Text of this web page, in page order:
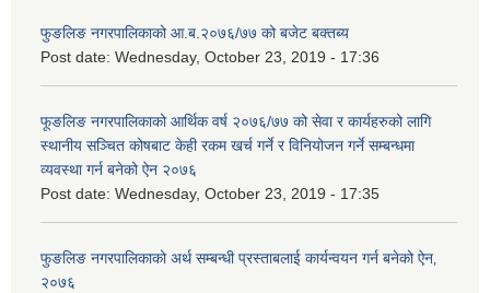
फुङलिङ नगरपालिकाको आ.ब.२०७६/७७ को बजेट बक्तब्य
Post date: Wednesday, October 23, 2019 - 17:36
फूङलिङ नगरपालिकाको आर्थिक वर्ष २०७६/७७ को सेवा र कार्यहरुको लागि
स्थानीय सञ्चित कोषबाट केही रकम खर्च गर्ने र विनियोजन गर्ने सम्बन्धमा
व्यवस्था गर्न बनेको ऐन २०७६
Post date: Wednesday, October 23, 2019 - 17:35
फुङलिङ नगरपालिकाको अर्थ सम्बन्धी प्रस्ताबलाई कार्यन्वयन गर्न बनेको ऐन‚
२०७६